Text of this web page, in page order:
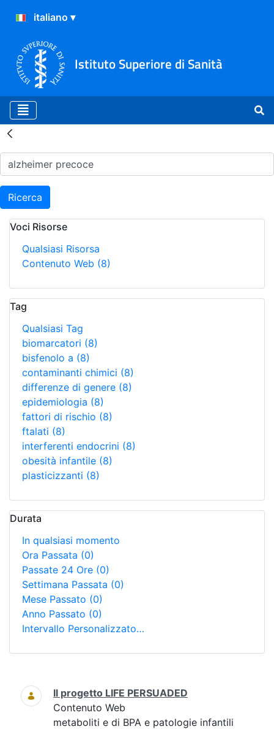
Istituto Superiore di Sanità
Risultati della Ricerca -
Ricerca
Voci Risorse
Qualsiasi Risorsa
Contenuto Web (8)
Tag
Qualsiasi Tag
biomarcatori (8)
bisfenolo a (8)
contaminanti chimici (8)
differenze di genere (8)
epidemiologia (8)
fattori di rischio (8)
ftalati (8)
interferenti endocrini (8)
obesità infantile (8)
plasticizzanti (8)
Durata
In qualsiasi momento
Ora Passata (0)
Passate 24 Ore (0)
Settimana Passata (0)
Mese Passato (0)
Anno Passato (0)
Intervallo Personalizzato…
Ricerca
Il progetto LIFE PERSUADED
Contenuto Web
metaboliti e di BPA e patologie infantili